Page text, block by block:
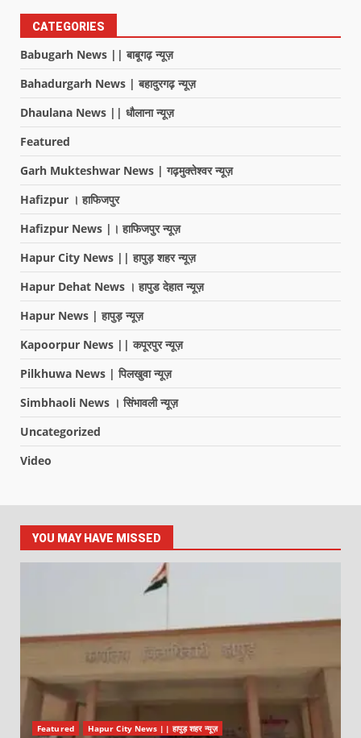
CATEGORIES
Babugarh News || बाबूगढ़ न्यूज़
Bahadurgarh News | बहादुरगढ़ न्यूज़
Dhaulana News || धौलाना न्यूज़
Featured
Garh Mukteshwar News | गढ़मुक्तेश्वर न्यूज़
Hafizpur । हाफिजपुर
Hafizpur News |। हाफिजपुर न्यूज़
Hapur City News || हापुड़ शहर न्यूज़
Hapur Dehat News । हापुड देहात न्यूज़
Hapur News | हापुड़ न्यूज़
Kapoorpur News || कपूरपुर न्यूज़
Pilkhuwa News | पिलखुवा न्यूज़
Simbhaoli News । सिंभावली न्यूज़
Uncategorized
Video
YOU MAY HAVE MISSED
Featured Hapur City News || हापुड़ शहर न्यूज़